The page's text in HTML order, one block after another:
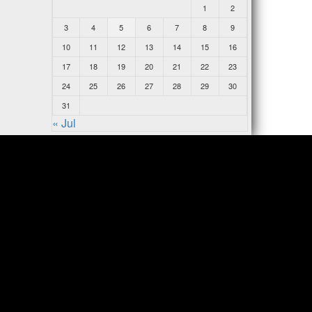
1
2
3
4 5 6 7 8
9
10
11 12 13 14 15
16
17
18 19 20 21 22
23
24
25 26 27 28 29
30
31
« Jul